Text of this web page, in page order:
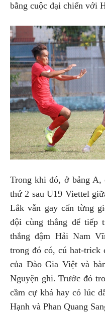
bằng cuộc đại chiến với
Trong khi đó, ở bảng A,
thứ 2 sau U19 Viettel
Lắk vẫn gay cấn từng
đội cùng thắng để tiếp
thắng đậm Hải Nam
trong đó có, cú hat-trick
của Đào Gia Việt và
Nguyện ghi. Trước đó
cầm cự khá hay có lúc
Hạnh và Phan Quang